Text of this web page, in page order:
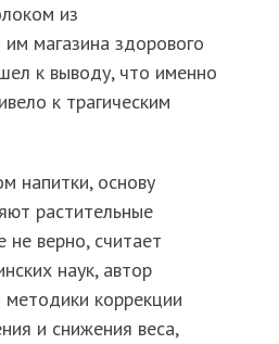
из
магазина здорового
к выводу, что именно
к трагическим
напитки, основу
растительные
не верно, считает
наук, автор
методики коррекции
и снижения веса,